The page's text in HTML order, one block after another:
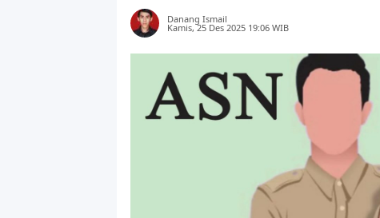
Danang Ismail
Kamis, 25 Des 2025 19:06 WIB